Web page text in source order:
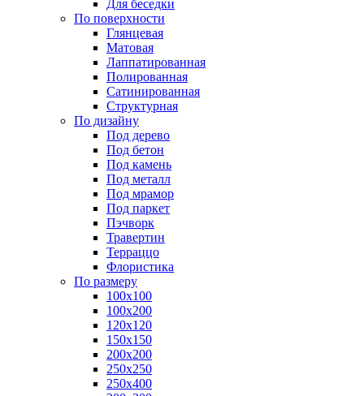
Для беседки
По поверхности
Глянцевая
Матовая
Лаппатированная
Полированная
Сатинированная
Структурная
По дизайну
Под дерево
Под бетон
Под камень
Под металл
Под мрамор
Под паркет
Пэчворк
Травертин
Терраццо
Флористика
По размеру
100х100
100х200
120х120
150х150
200х200
250х250
250х400